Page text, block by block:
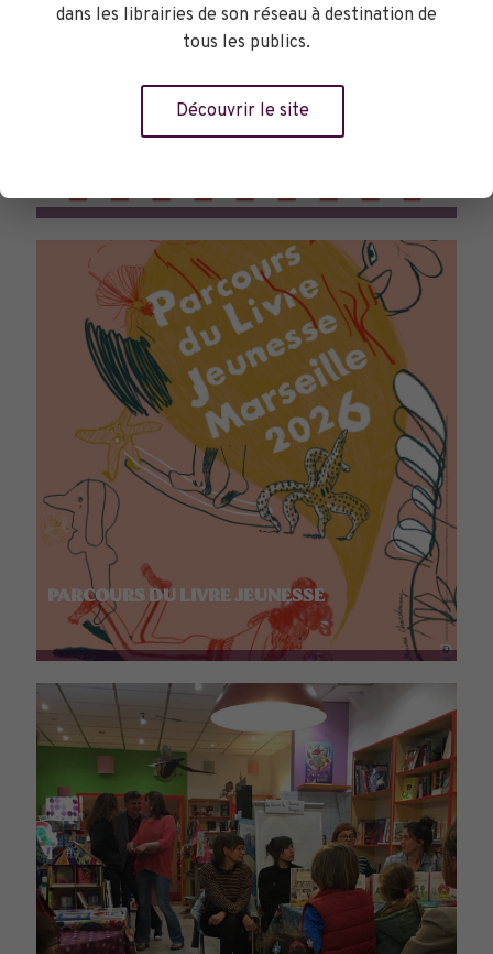
PARCOURS DU LIVRE JEUNESSE
dans les librairies de son réseau à destination de
tous les publics.
Découvrir le site